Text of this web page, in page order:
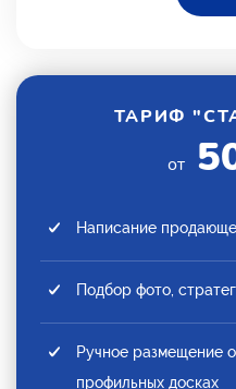
ТАРИФ
от
Написание
Подбор фото,
Ручное размещение
профильных досках